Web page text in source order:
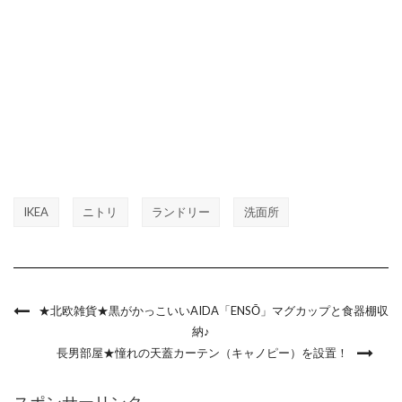
IKEA ニトリ ランドリー 洗面所
★北欧雑貨★黒がかっこいいAIDA「ENSŌ」マグカップと食器棚収
納♪
長男部屋★憧れの天蓋カーテン（キャノピー）を設置！